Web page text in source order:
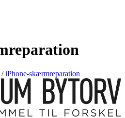
/iPhone-skærmreparation